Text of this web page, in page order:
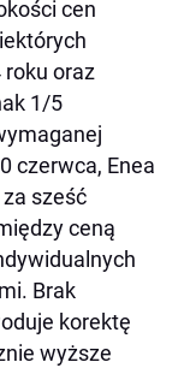
cen
oraz
1/5
czerwca, Enea
sześć
ceną
Brak
korektę
wyższe